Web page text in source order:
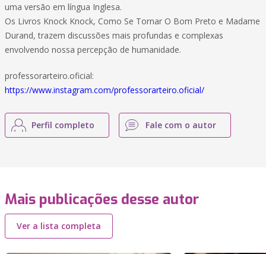
uma versão em língua Inglesa.
Os Livros Knock Knock, Como Se Tornar O Bom Preto e Madame
Durand, trazem discussões mais profundas e complexas
envolvendo nossa percepção de humanidade.
professorarteiro.oficial:
https://www.instagram.com/professorarteiro.oficial/
Perfil completo Fale com o autor
Mais publicações desse autor
Ver a lista completa